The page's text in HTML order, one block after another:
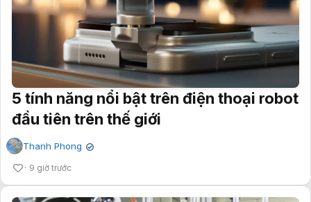
5 tính năng nổi bật trên điện thoại robot
đầu tiên trên thế giới
Thanh Phong ✔
9 giờ trước